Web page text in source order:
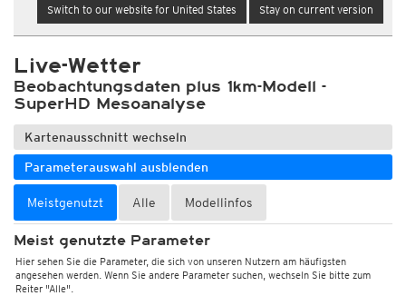
Switch to our website for United States Stay on current version
Live-Wetter
Beobachtungsdaten plus 1km-Modell -
SuperHD Mesoanalyse
Kartenausschnitt wechseln
Parameterauswahl ausblenden
Meistgenutzt Alle Modellinfos
Meist genutzte Parameter
Hier sehen Sie die Parameter, die sich von unseren Nutzern am häufigsten
angesehen werden. Wenn Sie andere Parameter suchen, wechseln Sie bitte zum
Reiter "Alle".